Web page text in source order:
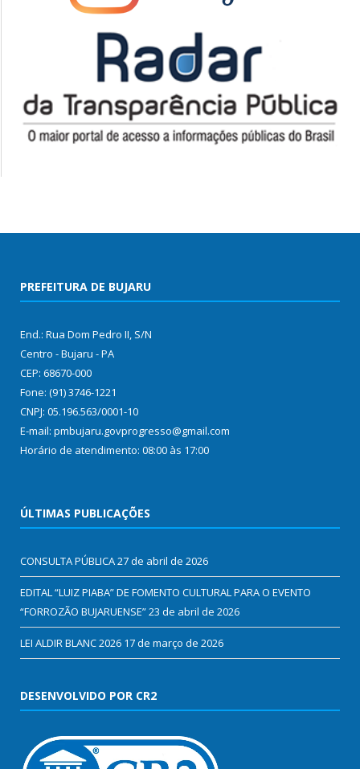
PREFEITURA DE BUJARU
End.: Rua Dom Pedro II, S/N
Centro - Bujaru - PA
CEP: 68670-000
Fone: (91) 3746-1221
CNPJ: 05.196.563/0001-10
E-mail: pmbujaru.govprogresso@gmail.com
Horário de atendimento: 08:00 às 17:00
ÚLTIMAS PUBLICAÇÕES
CONSULTA PÚBLICA27 de abril de 2026
EDITAL “LUIZ PIABA” DE FOMENTO CULTURAL PARA O EVENTO
“FORROZÃO BUJARUENSE”23 de abril de 2026
LEI ALDIR BLANC 2026 17 de março de 2026
DESENVOLVIDO POR CR2